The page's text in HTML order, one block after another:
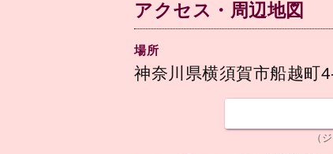
アクセス・周辺地図
場所
神奈川県横須賀市船越町
（